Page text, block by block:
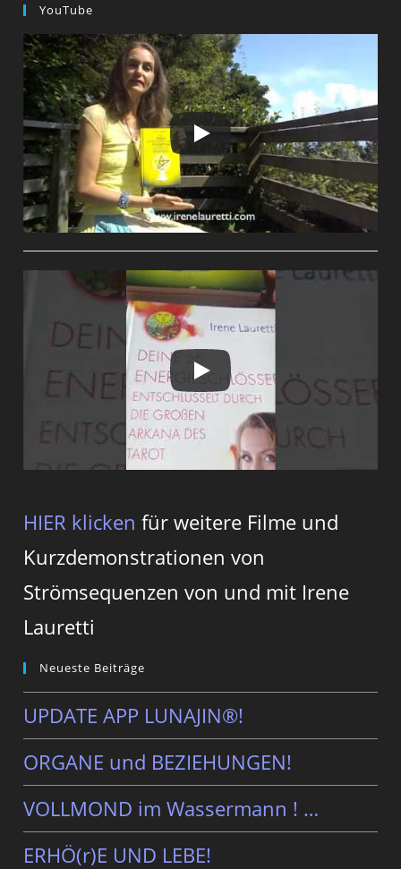
YouTube
HIER klicken für weitere Filme und
Kurzdemonstrationen von
Strömsequenzen von und mit Irene
Lauretti
Neueste Beiträge
UPDATE APP LUNAJIN®!
ORGANE und BEZIEHUNGEN!
VOLLMOND im Wassermann ! …
ERHÖ(r)E UND LEBE!